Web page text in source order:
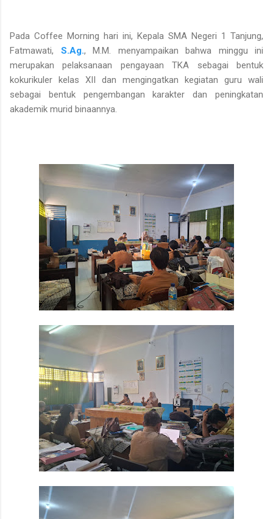
Pada Coffee Morning hari ini, Kepala SMA Negeri 1 Tanjung,
Fatmawati, S.Ag., M.M. menyampaikan bahwa minggu ini
merupakan pelaksanaan pengayaan TKA sebagai bentuk
kokurikuler kelas XII dan mengingatkan kegiatan guru wali
sebagai bentuk pengembangan karakter dan peningkatan
akademik murid binaannya.